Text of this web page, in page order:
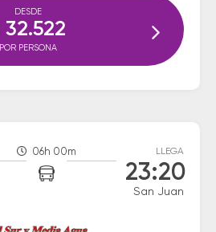
DESDE
32.522
POR PERSONA
06h 00m LLEGA
23:20
San Juan